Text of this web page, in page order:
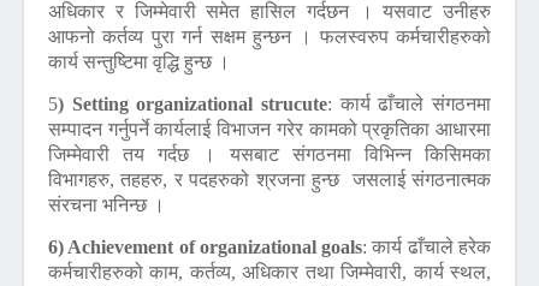
अधिकार र जिम्मेवारी समेत हासिल गर्दछन । यसवाट उनीहरु
आफनो कर्तव्य पुरा गर्न सक्षम हुन्छन । फलस्वरुप कर्मचारीहरुको
कार्य सन्तुष्टिमा वृद्धि हुन्छ ।
5) Setting organizational strucute: कार्य ढाँचाले संगठनमा
सम्पादन गर्नुपर्ने कार्यलाई विभाजन गरेर कामको प्रकृतिका आधारमा
जिम्मेवारी तय गर्दछ । यसबाट संगठनमा विभिन्न किसिमका
विभागहरु, तहहरु, र पदहरुको श्रजना हुन्छ जसलाई संगठनात्मक
संरचना भनिन्छ ।
6) Achievement of organizational goals:कार्य ढाँचाले हरेक
कर्मचारीहरुको काम, कर्तव्य, अधिकार तथा जिम्मेवारी, कार्य स्थल,